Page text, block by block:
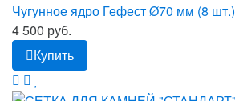
Чугунное ядро Гефест Ø70 мм (8 шт.)
4 500 руб.
Купить